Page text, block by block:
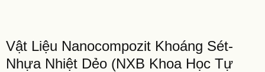
Vật Liệu Nanocompozit Khoáng Sét-
Nhựa Nhiệt Dẻo (NXB Khoa Học Tự